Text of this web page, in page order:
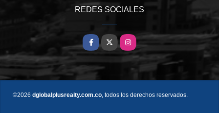
REDES SOCIALES
Facebook
X Instagram
©2026 dglobalplusrealty.com.co, todos los derechos reservados.